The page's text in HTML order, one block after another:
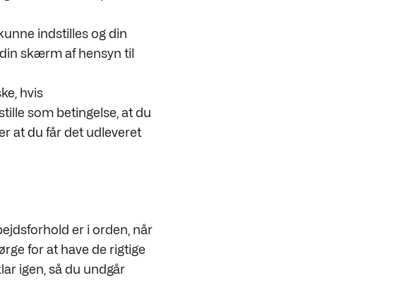
indstilles og din
skærm af hensyn til
hvis
som betingelse, at du
at du får det udleveret
er i orden, når
for at have de rigtige
igen, så du undgår